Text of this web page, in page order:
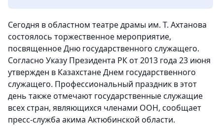
Сегодня в областном театре драмы им. Т. Ахтанова
состоялось торжественное мероприятие,
посвященное Дню государственного служащего.
Согласно Указу Президента РК от 2013 года 23 июня
утвержден в Казахстане Днем государственного
служащего. Профессиональный праздник в этот
день также отмечают государственные служащие
всех стран, являющихся членами ООН, сообщает
пресс-служба акима Актюбинской области.